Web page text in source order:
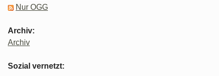
Nur OGG
Archiv:
Archiv
Sozial vernetzt: